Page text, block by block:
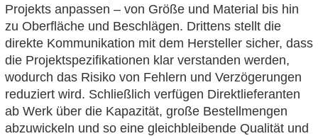
Projekts anpassen – von Größe und Material bis hin
zu Oberfläche und Beschlägen. Drittens stellt die
direkte Kommunikation mit dem Hersteller sicher, dass
die Projektspezifikationen klar verstanden werden,
wodurch das Risiko von Fehlern und Verzögerungen
reduziert wird. Schließlich verfügen Direktlieferanten
ab Werk über die Kapazität, große Bestellmengen
abzuwickeln und so eine gleichbleibende Qualität und